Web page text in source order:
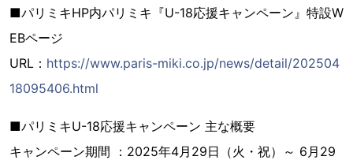
■パリミキHP内パリミキ『U-18応援キャンペーン』特設W
EBページ
URL： https://www.paris-miki.co.jp/news/detail/202504
18095406.html
■パリミキU-18応援キャンペーン 主な概要
キャンペーン期間 ：2025年4月29日（火・祝）～ 6月29